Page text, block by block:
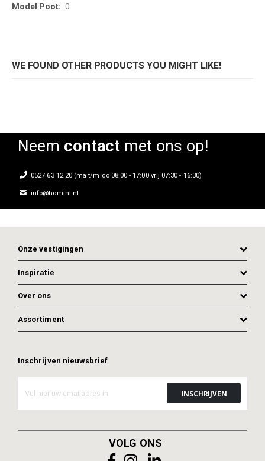
0
WE FOUND OTHER PRODUCTS YOU MIGHT LIKE!
Neem contactmet ons op!
0527 63 12 20 (ma t/m do 08:00 - 17:00 vrij 07:30 - 16:30)
info@homint.nl
Onze vestigingen
Inspiratie
Over ons
Assortiment
Inschrijven nieuwsbrief
VOLG ONS